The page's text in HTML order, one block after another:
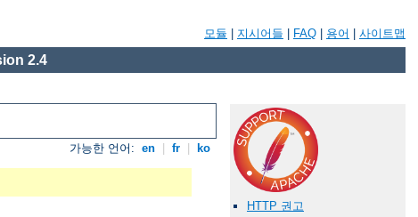
모듈 지시어들 FAQ 용어 사이트맵
2.4
가능한 언어: en fr ko
HTTP 권고